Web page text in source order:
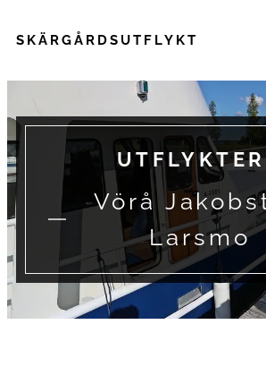
SKÄRGÅRDSUTFLYKT
UTFLYKTER
Vörå
Larsmo